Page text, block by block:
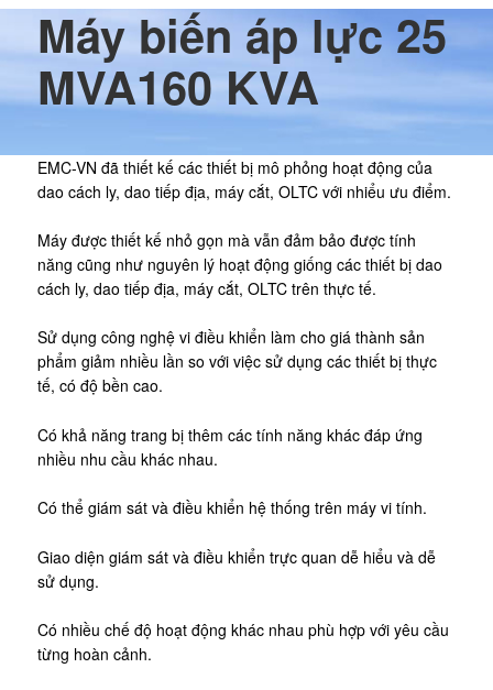
Máy biến áp lực 25
MVA160 KVA
EMC-VN đã thiết kế các thiết bị mô phỏng hoạt động của
dao cách ly, dao tiếp địa, máy cắt, OLTC với nhiểu ưu điểm.
Máy được thiết kế nhỏ gọn mà vẫn đảm bảo được tính
năng cũng như nguyên lý hoạt động giống các thiết bị dao
cách ly, dao tiếp địa, máy cắt, OLTC trên thực tế.
Sử dụng công nghệ vi điều khiển làm cho giá thành sản
phẩm giảm nhiều lần so với việc sử dụng các thiết bị thực
tế, có độ bền cao.
Có khả năng trang bị thêm các tính năng khác đáp ứng
nhiều nhu cầu khác nhau.
Có thể giám sát và điều khiển hệ thống trên máy vi tính.
Giao diện giám sát và điều khiển trực quan dễ hiểu và dễ
sử dụng.
Có nhiều chế độ hoạt động khác nhau phù hợp với yêu cầu
từng hoàn cảnh.